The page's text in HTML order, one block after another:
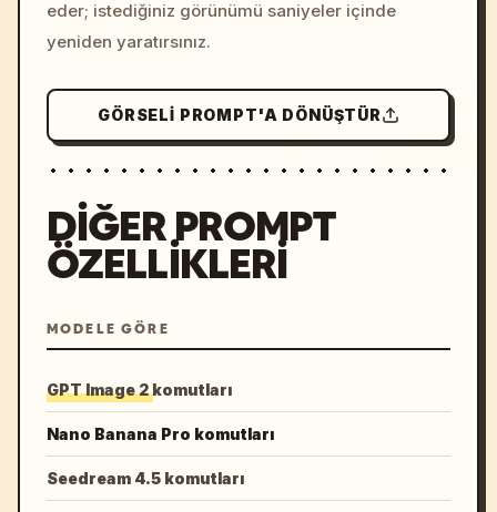
eder; istediğiniz görünümü saniyeler içinde
yeniden yaratırsınız.
GÖRSELI PROMPT'A DÖNÜŞTÜR
DIĞER PROMPT
ÖZELLIKLERI
MODELE GÖRE
GPT Image 2 komutları
Nano Banana Pro komutları
Seedream 4.5 komutları